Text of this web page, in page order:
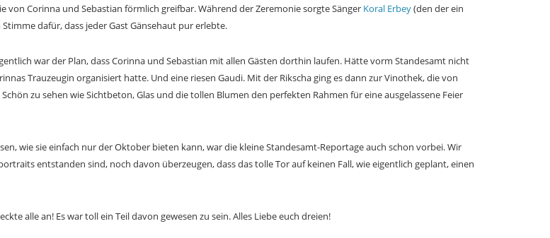
von Corinna und Sebastian förmlich greifbar. Während der Zeremonie sorgte Sänger Koral Erbey(den der ein
dafür, dass jeder Gast Gänsehaut pur erlebte.
war der Plan, dass Corinna und Sebastian mit allen Gästen dorthin laufen. Hätte vorm Standesamt nicht
Trauzeugin organisiert hatte. Und eine riesen Gaudi. Mit der Rikscha ging es dann zur Vinothek, die von
zu sehen wie Sichtbeton, Glas und die tollen Blumen den perfekten Rahmen für eine ausgelassene Feier
wie sie einfach nur der Oktober bieten kann, war die kleine Standesamt-Reportage auch schon vorbei. Wir
entstanden sind, noch davon überzeugen, dass das tolle Tor auf keinen Fall, wie eigentlich geplant, einen
alle an! Es war toll ein Teil davon gewesen zu sein. Alles Liebe euch dreien!